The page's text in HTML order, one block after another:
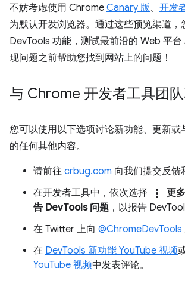
不妨考虑使用 Chrome Canary 版、 开发
为默认开发浏览器。通过这些预览渠道，
DevTools 功能，测试最前沿的 Web 平
现问题之前帮助您找到网站上的问题！
与 Chrome 开发者工具团
您可以使用以下选项讨论新功能、更新或
的任何其他内容。
请前往 crbug.com 向我们提交反馈
在开发者工具中，依次选择
more_vert 更
告 DevTools 问题 ，以报告
在 Twitter 上向 @ChromeDevTools
在 DevTools 新功能 YouTube 视频
YouTube 视频中发表评论。